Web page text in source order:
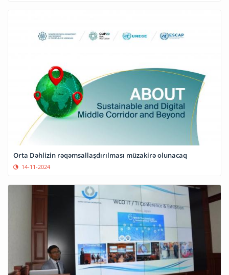
Orta Dəhlizin rəqəmsallaşdırılması müzakirə olunacaq
14-11-2024